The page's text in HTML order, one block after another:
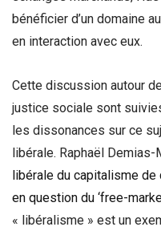
bénéficier d’un domaine
en interaction avec eux.
Cette discussion autour
justice sociale sont
les dissonances sur ce
libérale. Raphaël
libérale du capitalisme
en question du ‘free-
« libéralisme » est un